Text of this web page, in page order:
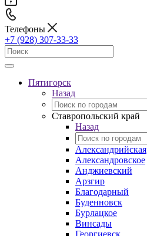
Телефоны
+7 (928) 307-33-33
Пятигорск
Назад
Ставропольский край
Назад
Александрийская
Александровское
Анджиевский
Арзгир
Благодарный
Буденновск
Бурлацкое
Винсады
Георгиевск